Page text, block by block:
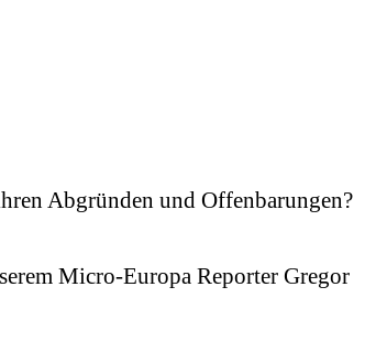
Abgründen und Offenbarungen?
Micro-Europa Reporter Gregor